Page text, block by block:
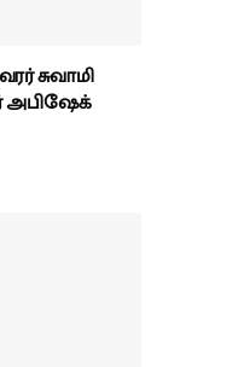
சுவாமி
அபிஷேக்